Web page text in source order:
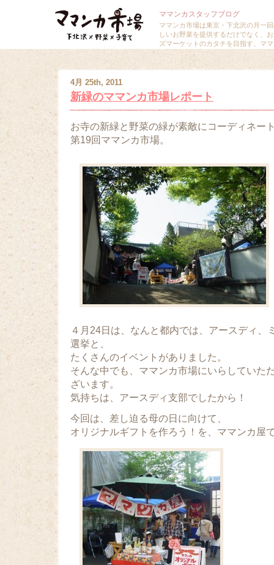
ママンカスタッフブログ
ママンカ市場は東京・下北沢の月一
しいお野菜を提供するだけでなく、
ズマーケットのカタチを目指す、マ
4月 25th, 2011
新緑のママンカ市場レポート
お寺の新緑と野菜の緑が素敵にコーディネー
第19回ママンカ市場。
４月24日は、なんと都内では、アースディ、
選挙と、
たくさんのイベントがありました。
そんな中でも、ママンカ市場にいらしていた
ざいます。
気持ちは、アースディ支部でしたから！
今回は、差し迫る母の日に向けて、
オリジナルギフトを作ろう！を、ママンカ屋